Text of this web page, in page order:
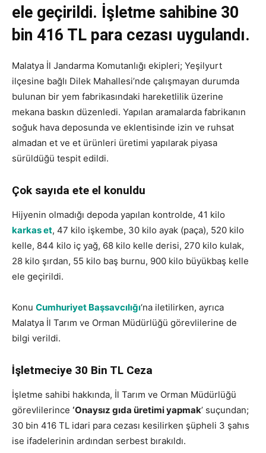
ele geçirildi. İşletme sahibine 30
bin 416 TL para cezası uygulandı.
Malatya İl Jandarma Komutanlığı ekipleri; Yeşilyurt
ilçesine bağlı Dilek Mahallesi’nde çalışmayan durumda
bulunan bir yem fabrikasındaki hareketlilik üzerine
mekana baskın düzenledi. Yapılan aramalarda fabrikanın
soğuk hava deposunda ve eklentisinde izin ve ruhsat
almadan et ve et ürünleri üretimi yapılarak piyasa
sürüldüğü tespit edildi.
Çok sayıda ete el konuldu
Hijyenin olmadığı depoda yapılan kontrolde, 41 kilo
karkas et, 47 kilo işkembe, 30 kilo ayak (paça), 520 kilo
kelle, 844 kilo iç yağ, 68 kilo kelle derisi, 270 kilo kulak,
28 kilo şırdan, 55 kilo baş burnu, 900 kilo büyükbaş kelle
ele geçirildi.
Konu Cumhuriyet Başsavcılığı‘na iletilirken, ayrıca
Malatya İl Tarım ve Orman Müdürlüğü görevlilerine de
bilgi verildi.
İşletmeciye 30 Bin TL Ceza
İşletme sahibi hakkında, İl Tarım ve Orman Müdürlüğü
görevlilerince ‘Onaysız gıda üretimi yapmak’ suçundan;
30 bin 416 TL idari para cezası kesilirken şüpheli 3 şahıs
ise ifadelerinin ardından serbest bırakıldı.